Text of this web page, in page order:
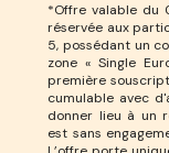
*Offre valable du
réservée aux
5, possédant un
zone « Single
première
cumulable avec
donner lieu à un
est sans